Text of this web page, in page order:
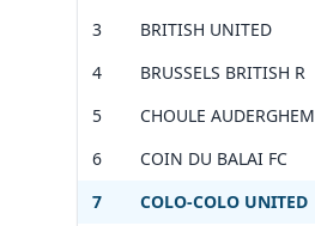
Leaflet |©OpenStreetMap
Leaflet|©OpenStreetMap
3
BRITISH UNITED
4
BRUSSELS BRITISH R
5
CHOULE AUDERGHEM
6
COIN DU BALAI FC
7
COLO-COLO UNITED